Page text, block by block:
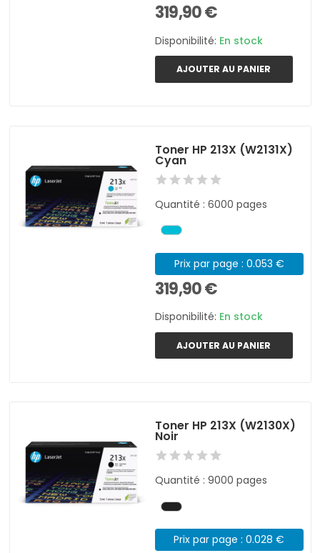
319,90 €
Disponibilité: En stock
AJOUTER AU PANIER
Toner HP 213X (W2131X)
Cyan
Quantité : 6000 pages
Prix par page : 0.053 €
319,90 €
Disponibilité: En stock
AJOUTER AU PANIER
Toner HP 213X (W2130X)
Noir
Quantité : 9000 pages
Prix par page : 0.028 €